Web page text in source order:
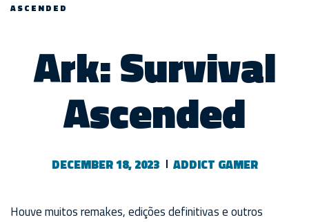
ASCENDED
Ark: Survival
Ascended
DECEMBER 18, 2023 ADDICT GAMER
Houve muitos remakes, edições definitivas e outros